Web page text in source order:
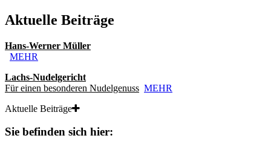
Aktuelle Beiträge
Hans-Werner Müller
MEHR
Lachs-Nudelgericht
Für einen besonderen Nudelgenuss MEHR
Aktuelle Beiträge
Sie befinden sich hier: